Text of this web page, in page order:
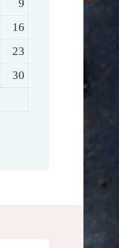
9
16
23
30